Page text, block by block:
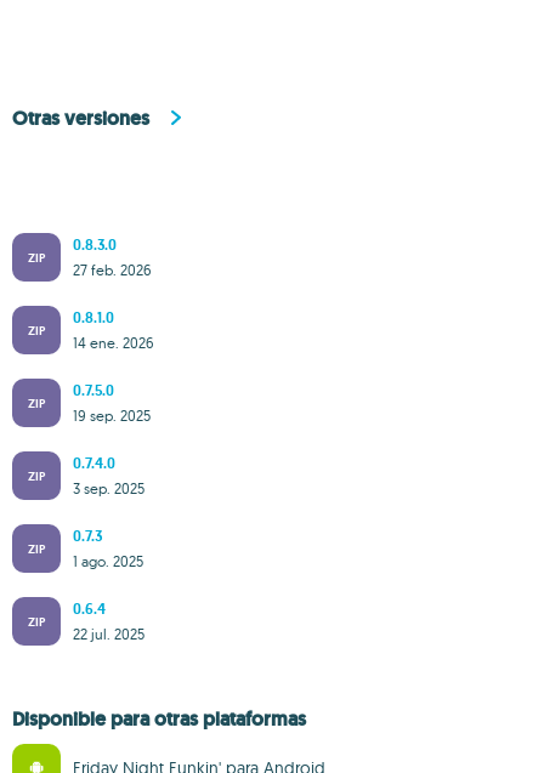
Otras versiones
ZIP
0.8.3.0
27 feb. 2026
ZIP
0.8.1.0
14 ene. 2026
ZIP
0.7.5.0
19 sep. 2025
ZIP
0.7.4.0
3 sep. 2025
ZIP
0.7.3
1 ago. 2025
ZIP
0.6.4
22 jul. 2025
Disponible para otras plataformas
Friday Night Funkin' para Android